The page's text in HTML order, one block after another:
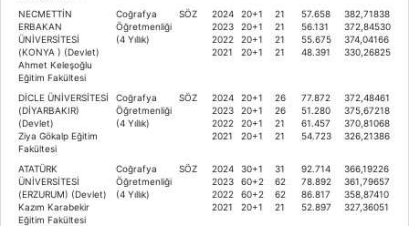
NECMETTİN
ERBAKAN
ÜNİVERSİTESİ
(KONYA ) (Devlet)
Ahmet Keleşoğlu
Eğitim Fakültesi
Coğrafya
Öğretmenliği
(4 Yıllık)
SÖZ
2024
2023
2022
2021
20+1
20+1
20+1
20+1
21
21
21
21
57.658
56.131
55.675
48.391
382,71838
372,84530
374,04166
330,26825
DİCLE ÜNİVERSİTESİ
(DİYARBAKIR)
(Devlet)
Ziya Gökalp Eğitim
Fakültesi
Coğrafya
Öğretmenliği
(4 Yıllık)
SÖZ
2024
2023
2022
2021
20+1
20+1
20+1
20+1
26
26
21
21
77.872
51.280
61.457
54.723
372,48461
375,67218
370,81068
326,21386
ATATÜRK
ÜNİVERSİTESİ
(ERZURUM) (Devlet)
Kazım Karabekir
Eğitim Fakültesi
Coğrafya
Öğretmenliği
(4 Yıllık)
SÖZ
2024
2023
2022
2021
30+1
60+2
60+2
20+1
31
62
62
21
92.714
78.892
86.817
52.897
366,19226
361,79657
358,87410
327,36051